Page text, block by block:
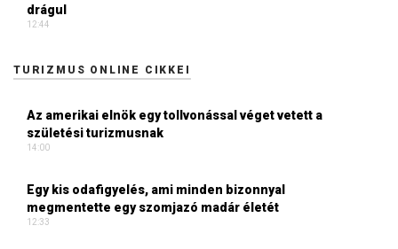
drágul
12:44
TURIZMUS ONLINE CIKKEI
Az amerikai elnök egy tollvonással véget vetett a
születési turizmusnak
14:00
Egy kis odafigyelés, ami minden bizonnyal
megmentette egy szomjazó madár életét
12:33